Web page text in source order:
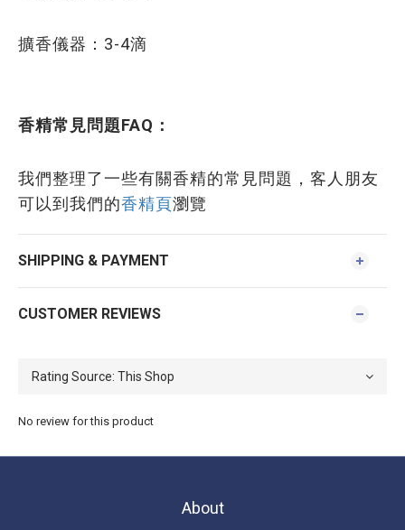
擴香儀器：3-4滴
香精常見問題FAQ：
我們整理了一些有關香精的常見問題，客人朋友
可以到我們的香精頁瀏覽
SHIPPING & PAYMENT
CUSTOMER REVIEWS
No review for this product
About